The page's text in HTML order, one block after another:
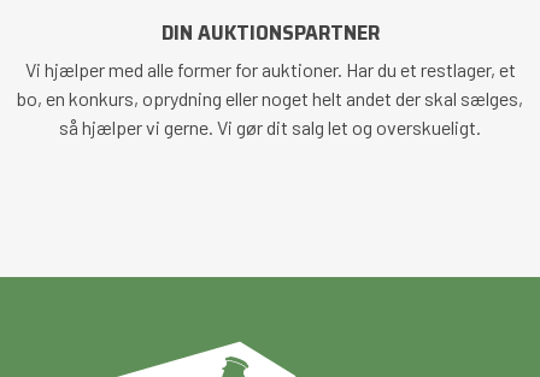
DIN AUKTIONSPARTNER
Vi hjælper med alle former for auktioner. Har du et restlager, et
bo, en konkurs, oprydning eller noget helt andet der skal sælges,
så hjælper vi gerne. Vi gør dit salg let og overskueligt.